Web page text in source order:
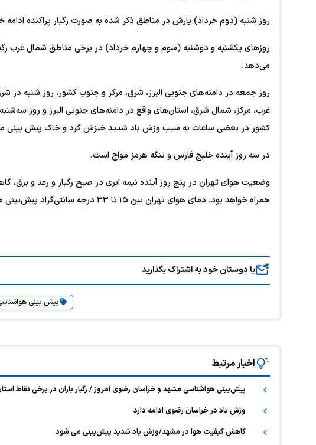
روز شنبه (دوم خرداد) بارش در مناطق ذکر شده به صورت رگبار پراکنده
روز‌های یکشنبه و دوشنبه (سوم و چهارم خرداد) در برخی مناطق شمال غرب رگبار
می‌دهد.
روز جمعه در دامنه‌های جنوبی البرز، شرق، مرکز و جنوب کشور، روز شنبه در
غرب، مرکز، شمال شرق، استان‌های واقع در دامنه‌های جنوبی البرز و روز
کشور در بعضی ساعات به سبب وزش باد شدید خیزش گرد و خاک پیش بینی
در سه روز آینده خلیج فارس و تنگه هرمز مواج است.
وضعیت هوای تهران در پنج روز آینده نیمه ابری در صبح رگبار و رعد و
همراه خواهد بود. دمای هوای تهران بین ۱۵ تا ۳۳ درجه سانتی‌گراد پیش‌بینی می‌شود.
با دوستان خود به اشتراک بگذارید
پیش بینی
اخبار مرتبط
پیش‌بینی هواشناسی مشهد و خراسان رضوی امروز / رگبار باران در برخی نقاط
وزش باد در خراسان رضوی ادامه دارد
کاهش کیفیت هوا در مشهد/وزش باد شدید پیش‌بینی می شود